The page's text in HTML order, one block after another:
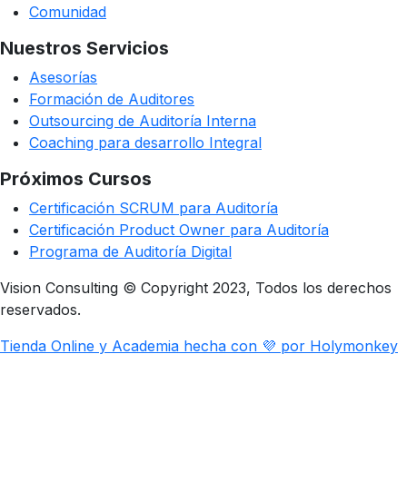
Comunidad
Nuestros Servicios
Asesorías
Formación de Auditores
Outsourcing de Auditoría Interna
Coaching para desarrollo Integral
Próximos Cursos
Certificación SCRUM para Auditoría
Certificación Product Owner para Auditoría
Programa de Auditoría Digital
Vision Consulting © Copyright 2023, Todos los derechos
reservados.
Tienda Online y Academia hecha con 💜 por Holymonkey